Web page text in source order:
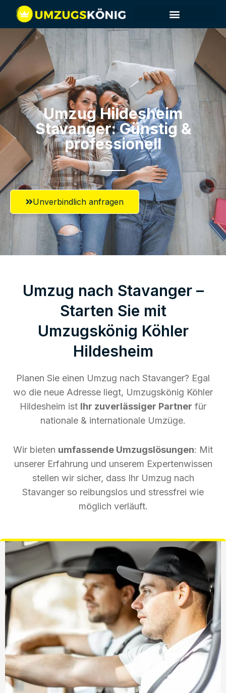
Umzug Hildesheim​
Stavanger: Günstig &
professionell​
Unverbindlich anfragen
Umzug nach Stavanger –
Starten Sie mit
Umzugskönig Köhler
Hildesheim
Planen Sie einen Umzug nach Stavanger? Egal
wo die neue Adresse liegt, Umzugskönig Köhler
Hildesheim ist Ihr zuverlässiger Partner für
nationale & internationale Umzüge.
Wir bieten umfassende Umzugslösungen: Mit
unserer Erfahrung und unserem Expertenwissen
stellen wir sicher, dass Ihr Umzug nach
Stavanger so reibungslos und stressfrei wie
möglich verläuft.